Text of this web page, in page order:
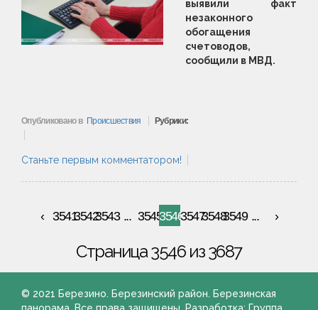
выявили факт
незаконного
обогащения
счетоводов,
сообщили в МВД.
Опубликовано в Происшествия Рубрики:
Станьте первым комментатором!
354135423543 ... 35453546354735483549 ...
Страница 3546 из 3687
© 2021 Березино. Березинский район. Березинская